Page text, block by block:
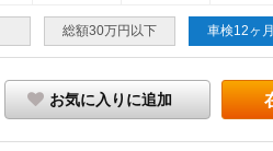
総額30万円以下 車検12ヶ
お気に入りに追加